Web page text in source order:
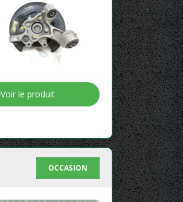
Voir le produit
OCCASION